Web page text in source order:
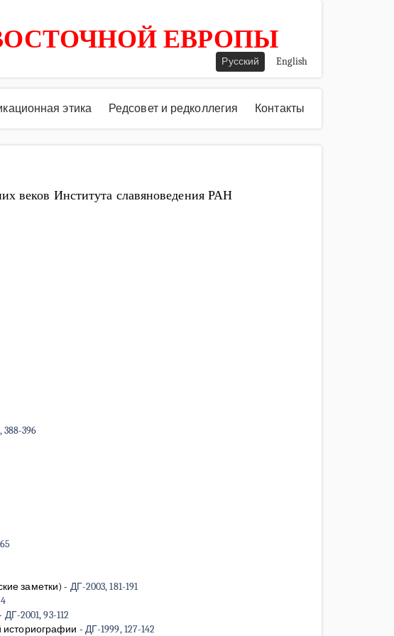
ЕВРОПЫ
Русский English
этика Редсовет и редколлегия Контакты
веков Института славяноведения РАН
388-396
заметки)- ДГ-2003, 181-191
ДГ-2001, 93-112
историографии - ДГ-1999, 127-142